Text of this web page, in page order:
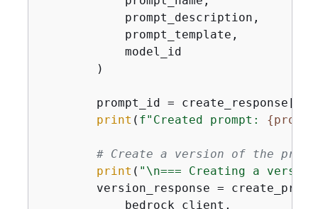
            prompt_description,
            prompt_template,
            model_id
        )
        prompt_id = create_response[
print ( f"Created prompt: {
# Create a version of the
print ( "\n=== Creating a
version_response =
            bedrock_client,